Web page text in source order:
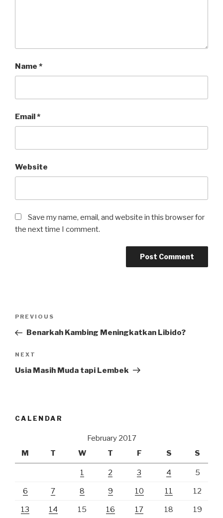
Name *
Email*
Website
Save my name, email, and website in this browser for
the next time I comment.
Previous
Post
PREVIOUS
Benarkah Kambing Meningkatkan Libido?
Next
Post
NEXT
Usia Masih Muda tapi Lembek
CALENDAR
February 2017
M
T W T F S S
1 2 3 4 5
6 7 8 9 10 11 12
13 14 15 16 17 18 19